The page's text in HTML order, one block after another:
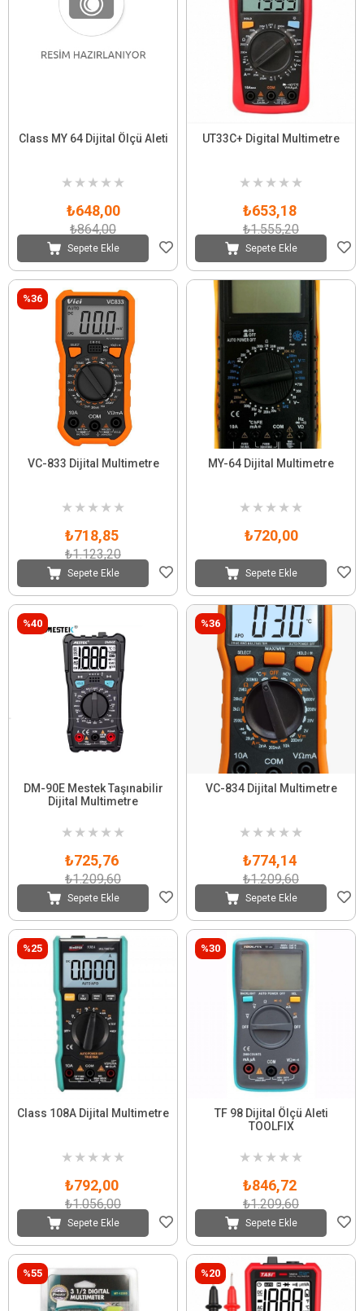
Class MY 64 Dijital Ölçü Aleti
★ ★ ★ ★ ★
₺648,00
₺864,00
Sepete Ekle
UT33C+ Digital Multimetre
★ ★ ★ ★ ★
₺653,18
₺1.555,20
Sepete Ekle
VC-833 Dijital Multimetre
★ ★ ★ ★ ★
₺718,85
₺1.123,20
Sepete Ekle
%36
MY-64 Dijital Multimetre
★ ★ ★ ★ ★
₺720,00
Sepete Ekle
DM-90E Mestek Taşınabilir
Dijital Multimetre
★ ★ ★ ★ ★
₺725,76
₺1.209,60
Sepete Ekle
%40
VC-834 Dijital Multimetre
★ ★ ★ ★ ★
₺774,14
₺1.209,60
Sepete Ekle
%36
Class 108A Dijital Multimetre
★ ★ ★ ★ ★
₺792,00
₺1.056,00
Sepete Ekle
%25
TF 98 Dijital Ölçü Aleti
TOOLFIX
★ ★ ★ ★ ★
₺846,72
₺1.209,60
Sepete Ekle
%30
%55 %20